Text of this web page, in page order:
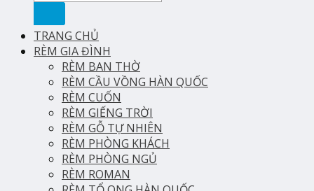
TRANG CHỦ
RÈM GIA ĐÌNH
RÈM BAN THỜ
RÈM CẦU VỒNG HÀN QUỐC
RÈM CUỐN
RÈM GIẾNG TRỜI
RÈM GỖ TỰ NHIÊN
RÈM PHÒNG KHÁCH
RÈM PHÒNG NGỦ
RÈM ROMAN